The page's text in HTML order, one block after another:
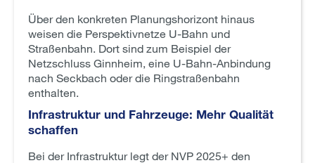
Über den konkreten Planungshorizont hinaus
weisen die Perspektivnetze U-Bahn und
Straßenbahn. Dort sind zum Beispiel der
Netzschluss Ginnheim, eine U-Bahn-Anbindung
nach Seckbach oder die Ringstraßenbahn
enthalten.
Infrastruktur und Fahrzeuge: Mehr Qualität
schaffen
Bei der Infrastruktur legt der NVP 2025+ den